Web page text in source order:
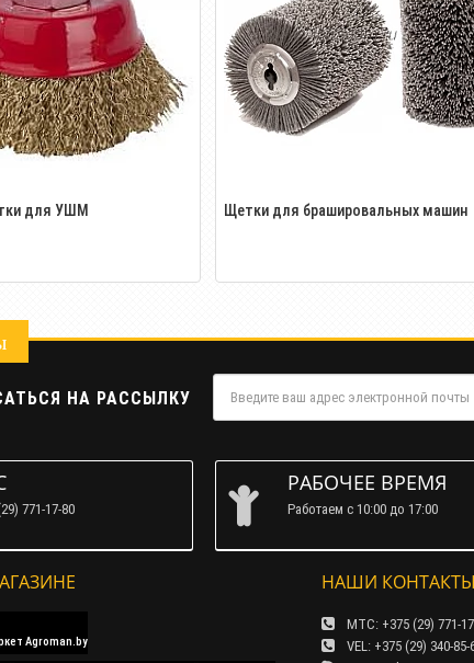
для УШМ Щетки для брашировальных машин
НА РАССЫЛКУ
771-17-80
РАБОЧЕЕ ВРЕМЯ
Работаем c 10:00 до 17:00
Agroman.by
НАШИ КОНТАКТЫ
МТС: +375 (29) 771-
VEL: +375 (29) 340-85-